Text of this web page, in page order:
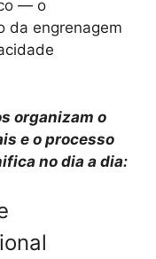
— o
da engrenagem
organizam o
e o processo
no dia a dia: